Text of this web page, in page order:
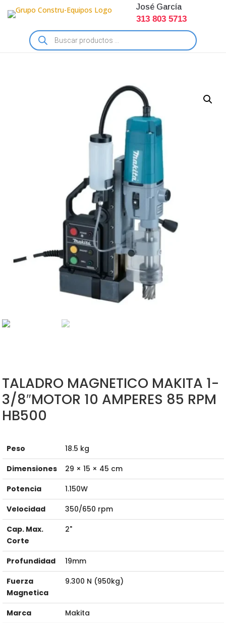
José García
313 803 5713
Búsqueda
de
productos
TALADRO MAGNETICO MAKITA 1-
3/8″MOTOR 10 AMPERES 85 RPM
HB500
Peso
18.5 kg
Dimensiones
29 × 15 × 45 cm
Potencia
1.150W
Velocidad
350/650 rpm
Cap. Max.
Corte
2"
Profundidad
19mm
Fuerza
Magnetica
9.300 N (950kg)
Marca
Makita